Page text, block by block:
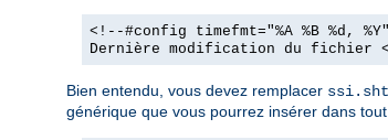
<!--#config timefmt="%A %B %d,
Dernière modification du
Bien entendu, vous devez remplacer
générique que vous pourrez insérer dans